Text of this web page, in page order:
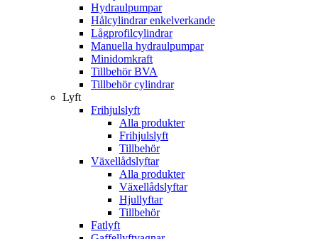
Hydraulpumpar
Hålcylindrar enkelverkande
Lågprofilcylindrar
Manuella hydraulpumpar
Minidomkraft
Tillbehör BVA
Tillbehör cylindrar
Lyft
Frihjulslyft
Alla produkter
Frihjulslyft
Tillbehör
Växellådslyftar
Alla produkter
Växellådslyftar
Hjullyftar
Tillbehör
Fatlyft